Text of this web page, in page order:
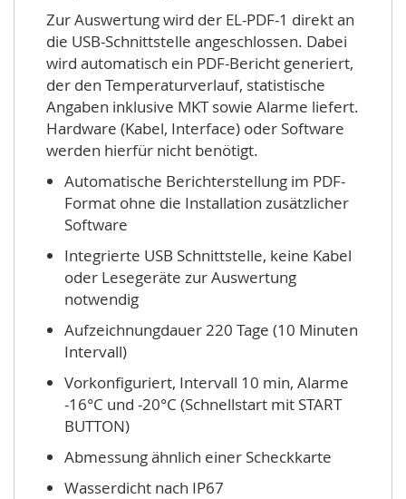
Zur Auswertung wird der EL-PDF-1 direkt an
die USB-Schnittstelle angeschlossen. Dabei
wird automatisch ein PDF-Bericht generiert,
der den Temperaturverlauf, statistische
Angaben inklusive MKT sowie Alarme liefert.
Hardware (Kabel, Interface) oder Software
werden hierfür nicht benötigt.
Automatische Berichterstellung im PDF-
Format ohne die Installation zusätzlicher
Software
Integrierte USB Schnittstelle, keine Kabel
oder Lesegeräte zur Auswertung
notwendig
Aufzeichnungdauer 220 Tage (10 Minuten
Intervall)
Vorkonfiguriert, Intervall 10 min, Alarme
-16°C und -20°C (Schnellstart mit START
BUTTON)
Abmessung ähnlich einer Scheckkarte
Wasserdicht nach IP67